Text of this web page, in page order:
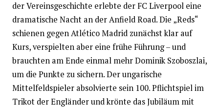
der Vereinsgeschichte erlebte der FC Liverpool eine
dramatische Nacht an der Anfield Road. Die „Reds“
schienen gegen Atlético Madrid zunächst klar auf
Kurs, verspielten aber eine frühe Führung – und
brauchten am Ende einmal mehr Dominik Szoboszlai,
um die Punkte zu sichern. Der ungarische
Mittelfeldspieler absolvierte sein 100. Pflichtspiel im
Trikot der Engländer und krönte das Jubiläum mit